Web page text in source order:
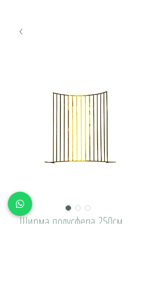
Ширма полусфера 250см